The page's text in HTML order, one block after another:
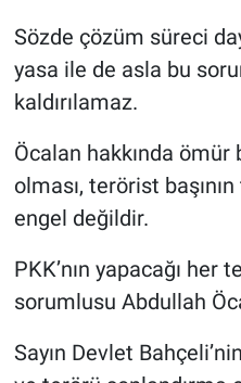
Sözde çözüm süreci
yasa ile de asla bu
kaldırılamaz.
Öcalan hakkında ömür
olması, terörist
engel değildir.
PKK’nın yapacağı her
sorumlusu Abdullah
Sayın Devlet